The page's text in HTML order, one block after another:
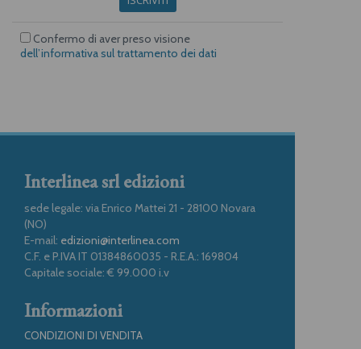
Confermo di aver preso visione
dell’informativa sul trattamento dei dati
Interlinea srl edizioni
sede legale: via Enrico Mattei 21 - 28100 Novara
(NO)
E-mail: edizioni@interlinea.com
C.F. e P.IVA IT 01384860035 - R.E.A.: 169804
Capitale sociale: € 99.000 i.v
Informazioni
CONDIZIONI DI VENDITA